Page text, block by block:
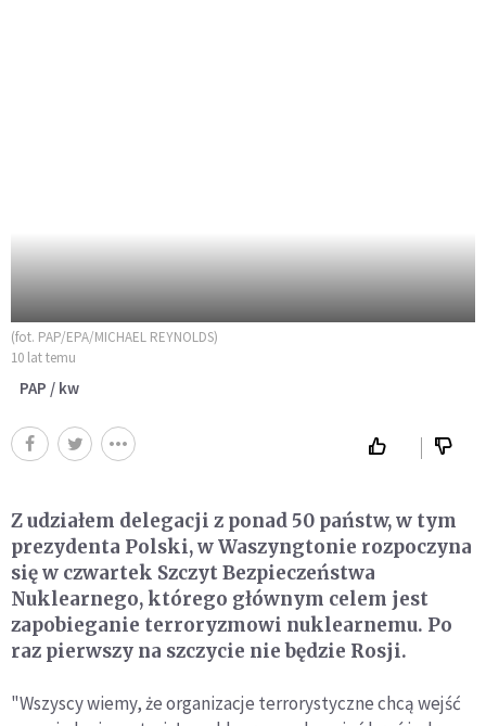
(fot. PAP/EPA/MICHAEL REYNOLDS)
10 lat temu
PAP / kw
Z udziałem delegacji z ponad 50 państw, w tym
prezydenta Polski, w Waszyngtonie rozpoczyna
się w czwartek Szczyt Bezpieczeństwa
Nuklearnego, którego głównym celem jest
zapobieganie terroryzmowi nuklearnemu. Po
raz pierwszy na szczycie nie będzie Rosji.
"Wszyscy wiemy, że organizacje terrorystyczne chcą wejść